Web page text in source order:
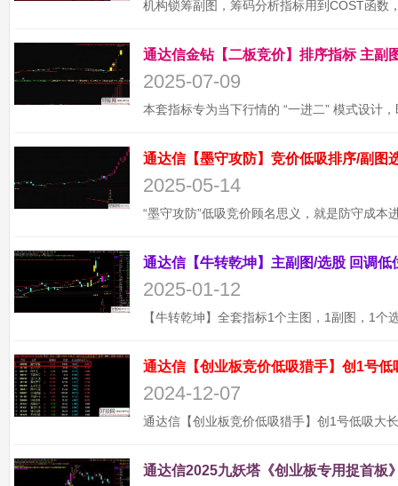
2025-07-09
2025-05-14
2025-01-12
通达信【创业板竞价低吸猎手】创1号
2024-12-07
通达信2025九妖塔《创业板专用捉首板